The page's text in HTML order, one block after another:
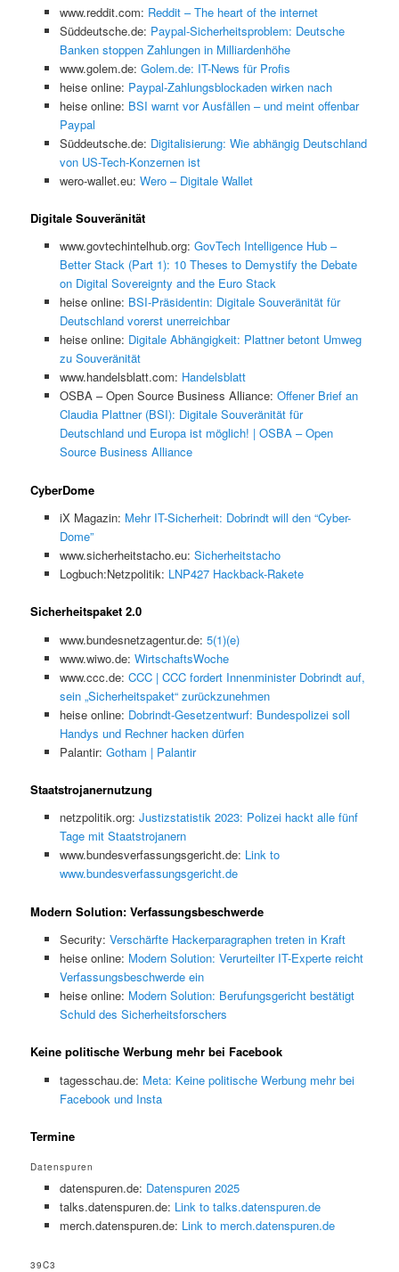
www.reddit.com: Reddit – The heart of the internet
Süddeutsche.de: Paypal-Sicherheitsproblem: Deutsche
Banken stoppen Zahlungen in Milliardenhöhe
www.golem.de: Golem.de: IT-News für Profis
heise online: Paypal-Zahlungsblockaden wirken nach
heise online: BSI warnt vor Ausfällen – und meint offenbar
Paypal
Süddeutsche.de: Digitalisierung: Wie abhängig Deutschland
von US-Tech-Konzernen ist
wero-wallet.eu: Wero – Digitale Wallet
Digitale Souveränität
www.govtechintelhub.org: GovTech Intelligence Hub –
Better Stack (Part 1): 10 Theses to Demystify the Debate
on Digital Sovereignty and the Euro Stack
heise online: BSI-Präsidentin: Digitale Souveränität für
Deutschland vorerst unerreichbar
heise online: Digitale Abhängigkeit: Plattner betont Umweg
zu Souveränität
www.handelsblatt.com: Handelsblatt
OSBA – Open Source Business Alliance: Offener Brief an
Claudia Plattner (BSI): Digitale Souveränität für
Deutschland und Europa ist möglich! | OSBA – Open
Source Business Alliance
CyberDome
iX Magazin: Mehr IT-Sicherheit: Dobrindt will den “Cyber-
Dome”
www.sicherheitstacho.eu: Sicherheitstacho
Logbuch:Netzpolitik: LNP427 Hackback-Rakete
Sicherheitspaket 2.0
www.bundesnetzagentur.de: 5(1)(e)
www.wiwo.de: WirtschaftsWoche
www.ccc.de: CCC | CCC fordert Innenminister Dobrindt auf,
sein „Sicherheitspaket“ zurückzunehmen
heise online: Dobrindt-Gesetzentwurf: Bundespolizei soll
Handys und Rechner hacken dürfen
Palantir: Gotham | Palantir
Staatstrojanernutzung
netzpolitik.org: Justizstatistik 2023: Polizei hackt alle fünf
Tage mit Staatstrojanern
www.bundesverfassungsgericht.de: Link to
www.bundesverfassungsgericht.de
Modern Solution: Verfassungsbeschwerde
Security: Verschärfte Hackerparagraphen treten in Kraft
heise online: Modern Solution: Verurteilter IT-Experte reicht
Verfassungsbeschwerde ein
heise online: Modern Solution: Berufungsgericht bestätigt
Schuld des Sicherheitsforschers
Keine politische Werbung mehr bei Facebook
tagesschau.de: Meta: Keine politische Werbung mehr bei
Facebook und Insta
Termine
Datenspuren
datenspuren.de: Datenspuren 2025
talks.datenspuren.de: Link to talks.datenspuren.de
merch.datenspuren.de: Link to merch.datenspuren.de
39C3